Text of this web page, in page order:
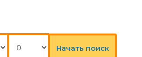
Начать поиск